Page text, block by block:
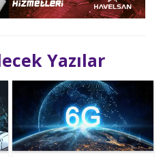
Yazılar